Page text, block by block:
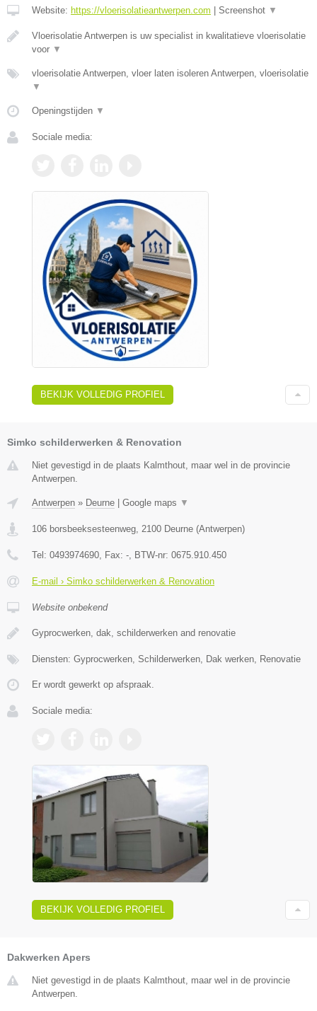
Website: https://vloerisolatieantwerpen.com Screenshot ▼
Vloerisolatie Antwerpen is uw specialist in kwalitatieve vloerisolatie
voor ▼
vloerisolatie Antwerpen, vloer laten isoleren Antwerpen, vloerisolatie
▼
Openingstijden ▼
Sociale media:
BEKIJK VOLLEDIG PROFIEL
Simko schilderwerken & Renovation
Niet gevestigd in de plaats Kalmthout, maar wel in de provincie
Antwerpen.
Antwerpen » Deurne Google maps ▼
106 borsbeeksesteenweg, 2100 Deurne (Antwerpen)
Tel: 0493974690, Fax: -, BTW-nr: 0675.910.450
E-mail › Simko schilderwerken & Renovation
Website onbekend
Gyprocwerken, dak, schilderwerken and renovatie
Diensten: Gyprocwerken, Schilderwerken, Dak werken, Renovatie
Er wordt gewerkt op afspraak.
Sociale media:
BEKIJK VOLLEDIG PROFIEL
Dakwerken Apers
Niet gevestigd in de plaats Kalmthout, maar wel in de provincie
Antwerpen.